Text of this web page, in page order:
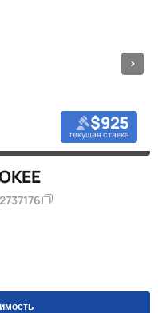
$925
текущая ставка